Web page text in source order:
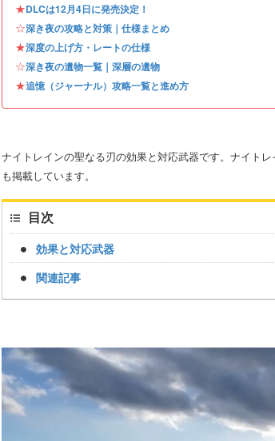
★DLCは12月4日に発売決定！
☆深き夜の攻略と対策｜仕様まとめ
★深度の上げ方・レートの仕様
☆深き夜の遺物一覧｜深層の遺物
★追憶（ジャーナル）攻略一覧と進め方
ナイトレインの聖なる刃の効果と対応武器です。ナイト
も掲載しています。
目次
効果と対応武器
関連記事